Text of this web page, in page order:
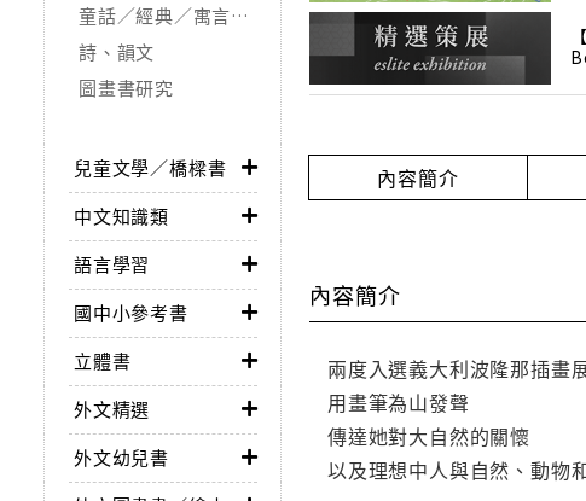
童話／經典／寓言故事
詩、韻文
圖畫書研究
兒童文學／橋樑書
中文知識類
語言學習
國中小參考書
立體書
外文精選
外文幼兒書
內容簡介
內容簡介
兩度入選義大利波隆那插畫
用畫筆為山發聲
傳達她對大自然的關懷
以及理想中人與自然、動物